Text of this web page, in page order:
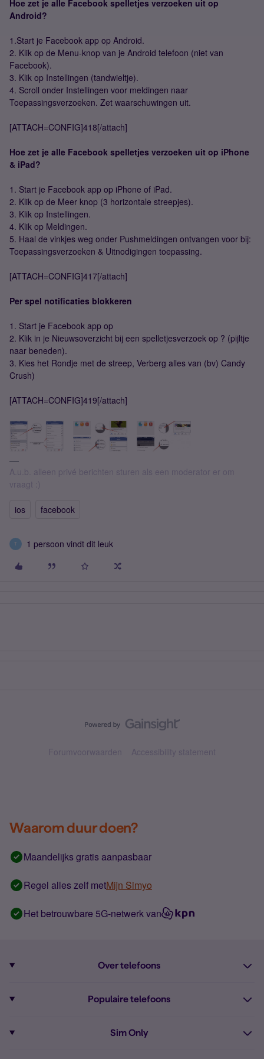
Hoe zet je alle Facebook spelletjes verzoeken uit op
Android?
1.Start je Facebook app op Android.
2. Klik op de Menu-knop van je Android telefoon (niet van
Facebook).
3. Klik op Instellingen (tandwieltje).
4. Scroll onder Instellingen voor meldingen naar
Toepassingsverzoeken. Zet waarschuwingen uit.
[ATTACH=CONFIG]418[/attach]
Hoe zet je alle Facebook spelletjes verzoeken uit op iPhone
& iPad?
1. Start je Facebook app op iPhone of iPad.
2. Klik op de Meer knop (3 horizontale streepjes).
3. Klik op Instellingen.
4. Klik op Meldingen.
5. Haal de vinkjes weg onder Pushmeldingen ontvangen voor bij:
Toepassingsverzoeken & Uitnodigingen toepassing.
[ATTACH=CONFIG]417[/attach]
Per spel notificaties blokkeren
1. Start je Facebook app op
2. Klik in je Nieuwsoverzicht bij een spelletjesverzoek op ? (pijltje
naar beneden).
3. Kies het Rondje met de streep, Verberg alles van (bv) Candy
Crush)
[ATTACH=CONFIG]419[/attach]
A.u.b. alleen privé berichten sturen als een moderator er om
vraagt :)
ios facebook
T 1 persoon vindt dit leuk
Forumvoorwaarden Accessibility statement
Waarom duur doen?
Maandelijks gratis aanpasbaar
Regel alles zelf metMijn Simyo
Het betrouwbare 5G-netwerk van
Over telefoons
Alle telefoons
Populaire telefoons
Sim Only